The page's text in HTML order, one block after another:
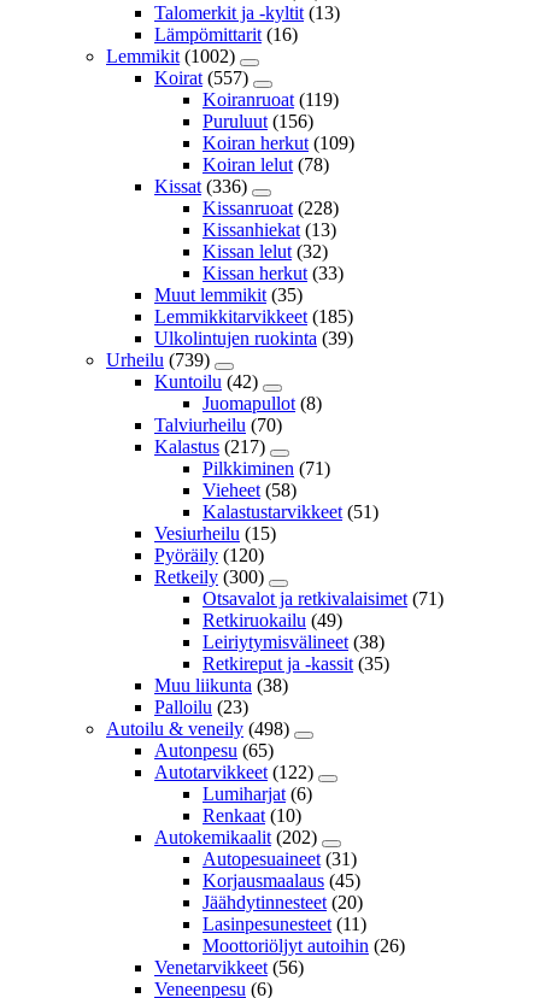
Talomerkit ja -kyltit (13)
Lämpömittarit (16)
Lemmikit (1002)
Koirat (557)
Koiranruoat (119)
Puruluut (156)
Koiran herkut (109)
Koiran lelut (78)
Kissat (336)
Kissanruoat (228)
Kissanhiekat (13)
Kissan lelut (32)
Kissan herkut (33)
Muut lemmikit (35)
Lemmikkitarvikkeet (185)
Ulkolintujen ruokinta (39)
Urheilu (739)
Kuntoilu (42)
Juomapullot (8)
Talviurheilu (70)
Kalastus (217)
Pilkkiminen (71)
Vieheet (58)
Kalastustarvikkeet (51)
Vesiurheilu (15)
Pyöräily (120)
Retkeily (300)
Otsavalot ja retkivalaisimet (71)
Retkiruokailu (49)
Leiriytymisvälineet (38)
Retkireput ja -kassit (35)
Muu liikunta (38)
Palloilu (23)
Autoilu & veneily (498)
Autonpesu (65)
Autotarvikkeet (122)
Lumiharjat (6)
Renkaat (10)
Autokemikaalit (202)
Autopesuaineet (31)
Korjausmaalaus (45)
Jäähdytinnesteet (20)
Lasinpesunesteet (11)
Moottoriöljyt autoihin (26)
Venetarvikkeet (56)
Veneenpesu (6)